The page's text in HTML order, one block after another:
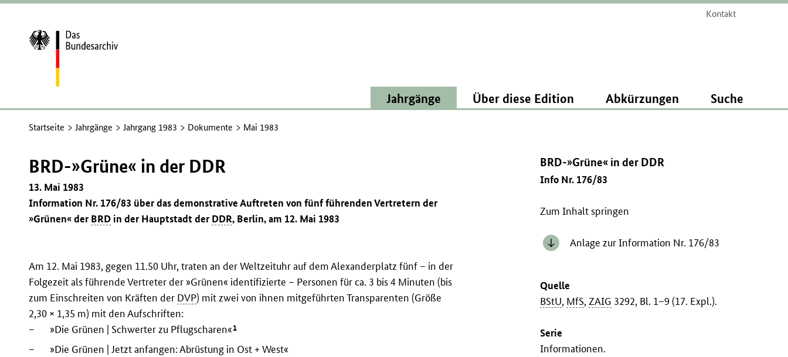
Kontakt
Zur
Startseite
Jahrgänge Über diese Edition Abkürzungen Suche
Startseite Jahrgänge Jahrgang 1983 Dokumente Mai 1983
BRD-»Grüne« in der DDR
Info Nr. 176/83
Zum Inhalt springen
Anlage zur Information Nr. 176/83
Quelle
BStU, MfS,ZAIG 3292, Bl. 1–9 (17. Expl.).
Serie
Informationen.
BRD-»Grüne« in der DDR
13. Mai 1983
Information Nr. 176/83 über das demonstrative Auftreten von fünf führenden Vertretern der
»Grünen« derBRD in der Hauptstadt derDDR, Berlin, am 12. Mai 1983
Am 12. Mai 1983, gegen 11.50 Uhr, traten an der Weltzeituhr auf dem Alexanderplatz fünf – in der
Folgezeit als führende Vertreter der »Grünen« identifizierte – Personen für ca. 3 bis 4 Minuten (bis
zum Einschreiten von Kräften der DVP) mit zwei von ihnen mitgeführten Transparenten (Größe
2,30 × 1,35 m) mit den Aufschriften:
–
»Die Grünen | Schwerter zu Pflugscharen«1
–
»Die Grünen | Jetzt anfangen: Abrüstung in Ost + West«